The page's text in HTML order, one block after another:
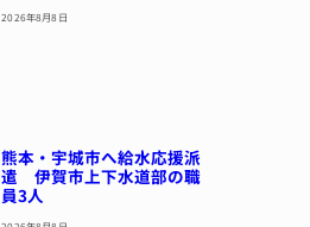
2026年8月8日
熊本・宇城市へ給水応援派
遣 伊賀市上下水道部の職
員3人